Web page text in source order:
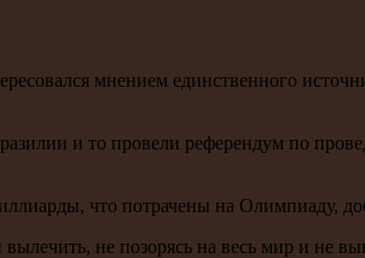
мнением единственного
и то провели референдум по
что потрачены на Олимпиаду,
не позорясь на весь мир и не